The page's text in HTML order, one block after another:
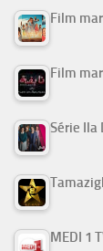
MEDI 1